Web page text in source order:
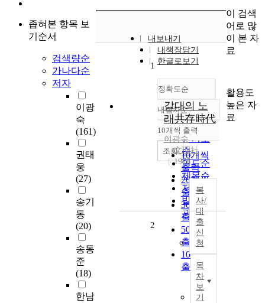
좁혀본 항목 보
기순서
검색량순
가나다순
저자
이광
숙
(161)
권태
웅
(27)
송기
동
(20)
송동
준
(18)
한남
내보내기
내책장담기
한글로보기
정확도순
정확도
순
인기도
순
연도순
제목순
저자순
발행기
관순
내림차순
내림차순
10개씩 출력
10개씩
출력
20개씩
출력
30개씩
출력
50개씩
출력
100개씩
출력
조회
1
갈대의 노
래共存時代
이광숙
文理社
1976
복
사/
대
출
신
청
목
차
보
기
2
이 검색
어로 많
이 본 자
료
활용도
높은 자
료